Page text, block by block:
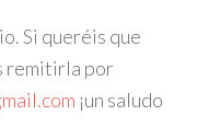
Si queréis que
remitirla por
¡un saludo